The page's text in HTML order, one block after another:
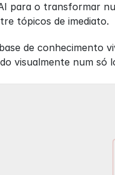
para o transformar
tópicos de imediato.
de
visualmente num só